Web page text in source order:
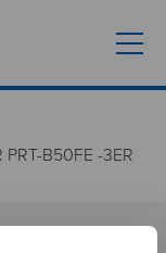
PRT-B50FE -3ER